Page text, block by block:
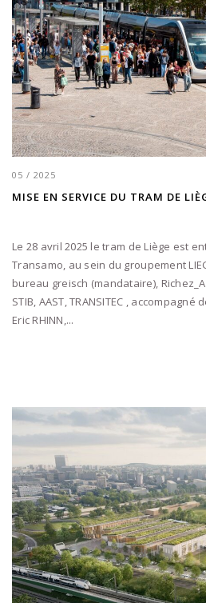
05 / 2025
MISE EN SERVICE DU TRAM DE
Le 28 avril 2025 le tram de Liège est
Transamo, au sein du groupement
bureau greisch (mandataire),
STIB, AAST, TRANSITEC ,
Eric RHINN,...